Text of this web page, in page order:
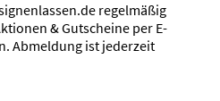
regelmäßig
& Gutscheine per E-
Abmeldung ist jederzeit